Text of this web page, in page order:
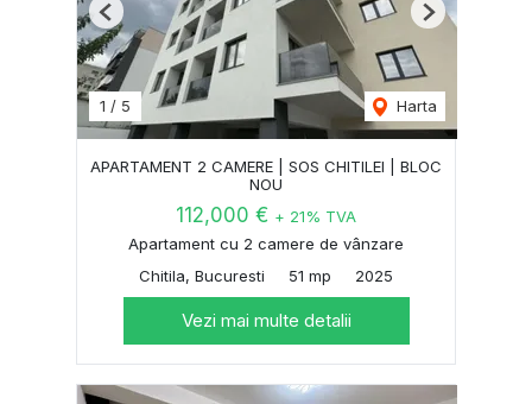
1 / 5 Harta
Previous Next
APARTAMENT 2 CAMERE | SOS CHITILEI | BLOC
NOU
112,000 € + 21% TVA
Apartament cu 2 camere de vânzare
Chitila, Bucuresti
51 mp 2025
Vezi mai multe detalii